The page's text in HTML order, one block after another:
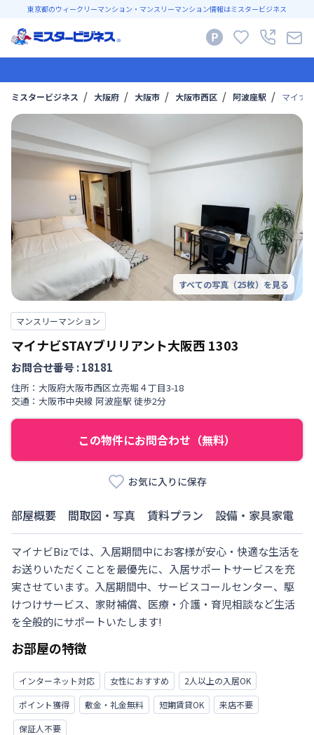
東京都のウィークリーマンション・マンスリーマンション情報はミスタービジネス
ミスタービジネス 大阪府 大阪市 大阪市西区 阿波座駅 マイナ
すべての写真（25枚）を見る
マンスリーマンション
マイナビSTAYブリリアント大阪西1303
お問合せ番号 :18181
住所： 大阪府大阪市西区立売堀 ４丁目3-18
交通： 大阪市中央線 阿波座駅 徒歩2分
この物件にお問合わせ（無料）
お気に入りに保存
部屋概要 間取図・写真 賃料プラン 設備・家具家電
マイナビBizでは、入居期間中にお客様が安心・快適な生活を
お送りいただくことを最優先に、入居サポートサービスを充
実させています。入居期間中、サービスコールセンター、駆
けつけサービス、家財補償、医療・介護・育児相談など生活
を全般的にサポートいたします!
お部屋の特徴
インターネット対応 女性におすすめ
2人以上の入居OK
ポイント獲得
敷金・礼金無料 短期賃貸OK
来店不要
保証人不要